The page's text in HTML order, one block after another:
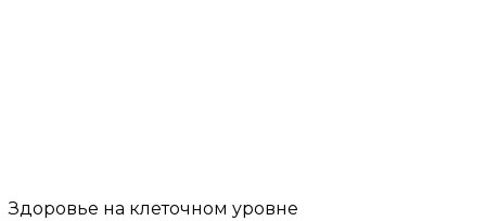
Здоровье на клеточном уровне